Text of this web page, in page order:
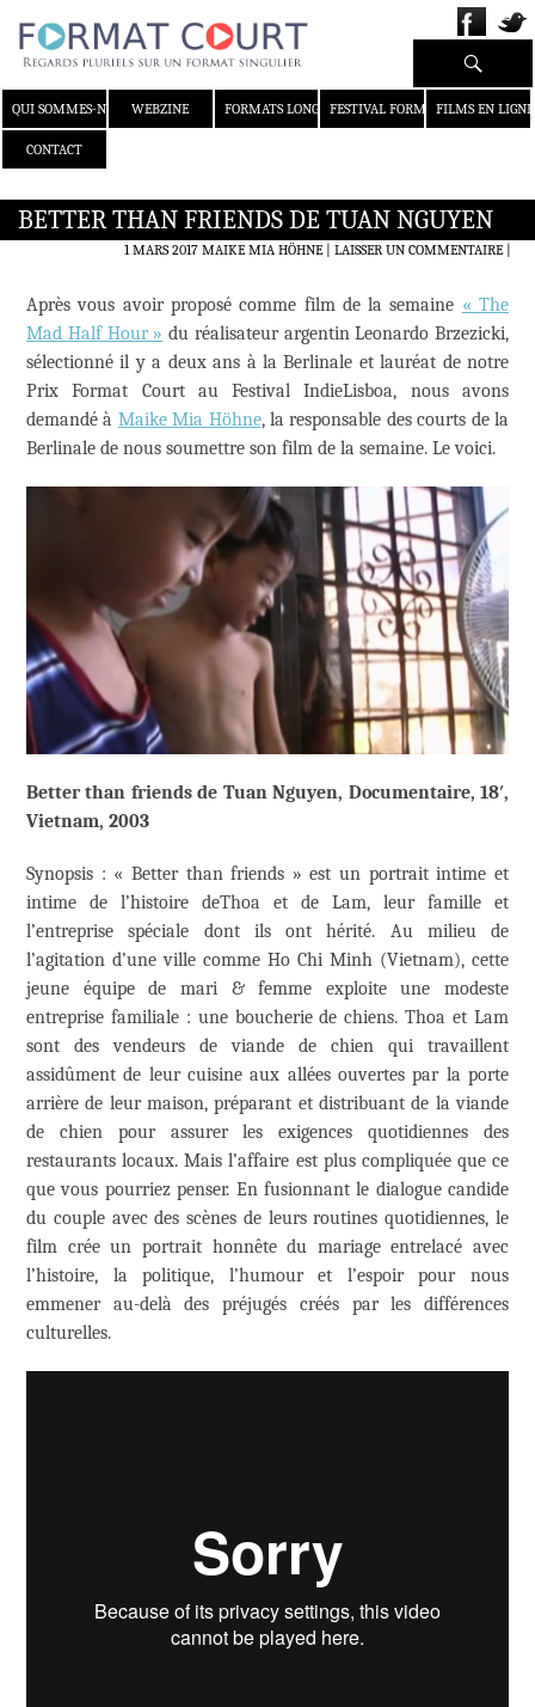
QUI SOMMES-NOUS ?WEBZINE FORMATS LONGS FESTIVAL FORMAT COURT
FILMS EN LIGNE
CONTACT
Recherche
​BETTER THAN FRIENDS DE TUAN NGUYEN
1 MARS 2017 MAIKE MIA HÖHNE LAISSER UN COMMENTAIRE|
Après vous avoir proposé comme film de la semaine « The
Mad Half Hour » du réalisateur argentin Leonardo Brzezicki,
sélectionné il y a deux ans à la Berlinale et lauréat de notre
Prix Format Court au Festival IndieLisboa, nous avons
demandé à Maike Mia Höhne, la responsable des courts de la
Berlinale de nous soumettre son film de la semaine. Le voici.
​Better than friends de Tuan Nguyen, Documentaire, 18′,
Vietnam, 2003
Synopsis : « Better than friends » est un portrait intime et
intime de l’histoire deThoa et de Lam, leur famille et
l’entreprise spéciale dont ils ont hérité. Au milieu de
l’agitation d’une ville comme Ho Chi Minh (Vietnam), cette
jeune équipe de mari & femme exploite une modeste
entreprise familiale : une boucherie de chiens. Thoa et Lam
sont des vendeurs de viande de chien qui travaillent
assidûment de leur cuisine aux allées ouvertes par la porte
arrière de leur maison, préparant et distribuant de la viande
de chien pour assurer les exigences quotidiennes des
restaurants locaux. Mais l’affaire est plus compliquée que ce
que vous pourriez penser. En fusionnant le dialogue candide
du couple avec des scènes de leurs routines quotidiennes, le
film crée un portrait honnête du mariage entrelacé avec
l’histoire, la politique, l’humour et l’espoir pour nous
emmener au-delà des préjugés créés par les différences
culturelles.